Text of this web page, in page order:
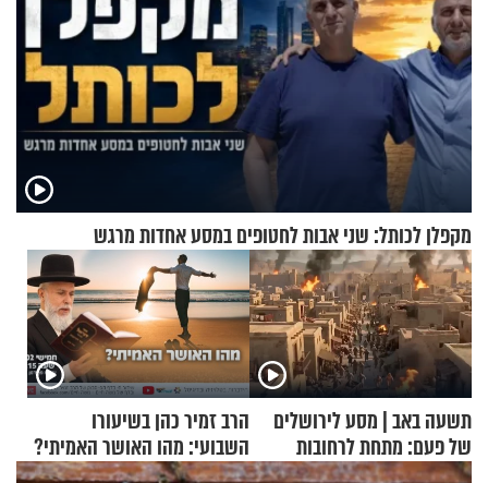
מקפלן לכותל: שני אבות לחטופים במסע אחדות מרגש
תשעה באב | מסע לירושלים
של פעם: מתחת לרחובות
ירושלים
הרב זמיר כהן בשיעורו
השבועי: מהו האושר האמיתי?